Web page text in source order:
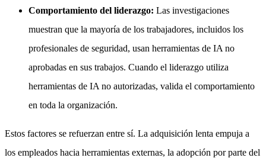
Comportamiento del liderazgo: Las investigaciones
muestran que la mayoría de los trabajadores, incluidos los
profesionales de seguridad, usan herramientas de IA no
aprobadas en sus trabajos. Cuando el liderazgo utiliza
herramientas de IA no autorizadas, valida el comportamiento
en toda la organización.
Estos factores se refuerzan entre sí. La adquisición lenta empuja a
los empleados hacia herramientas externas, la adopción por parte del